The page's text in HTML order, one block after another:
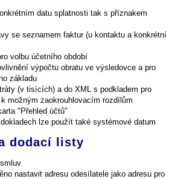
datu splatnosti tak s příznakem
se seznamem faktur (u kontaktu a konkrétní
volbu účetního období
výpočtu obratu ve výsledovce a pro
základu
(v tisících) a do XML s podkladem pro
možným zaokrouhlovacím rozdílům
"Přehled účtů"
lze použít také systémové datum
dodací listy
nastavit adresu odesílatele jako adresu pro